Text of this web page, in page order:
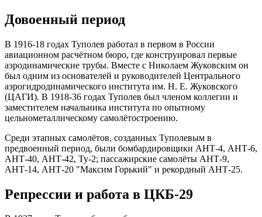
Довоенный период
В 1916-18 годах Туполев работал в первом в России
авиационном расчётном бюро, где конструировал первые
аэродинамические трубы. Вместе с Николаем Жуковским он
был одним из основателей и руководителей Центрального
аэрогидродинамического института им. Н. Е. Жуковского
(ЦАГИ). В 1918-36 годах Туполев был членом коллегии и
заместителем начальника института по опытному
цельнометаллическому самолётостроению.
Среди этапных самолётов, созданных Туполевым в
предвоенный период, были бомбардировщики АНТ-4, АНТ-6,
АНТ-40, АНТ-42, Ту-2; пассажирские самолёты АНТ-9,
АНТ-14, АНТ-20 "Максим Горький" и рекордный АНТ-25.
Репрессии и работа в ЦКБ-29